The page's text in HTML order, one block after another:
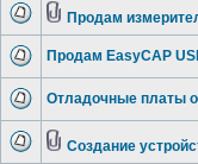
Продам
Продам EasyCAP
Отладочные платы
Создание